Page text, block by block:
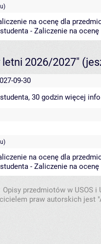
na ocenę dla
- Zaliczenie na ocenę
2026/2027"
09-30
30 godzin więcej
na ocenę dla
- Zaliczenie na ocenę
Opisy przedmiotów w USOS
praw autorskich jest